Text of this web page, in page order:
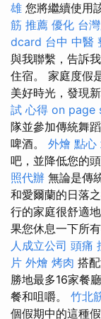
雄 您將繼續使用
筋 推薦 優化 台
dcard 台中 中醫
與我聯繫，告訴
住宿。 家庭度假
美好時光，發現
試 心得 on page
隊並參加傳統舞
啤酒。 外燴 點心
吧，並降低您的
照代辦 無論是傳
和愛爾蘭的日落
行的家庭很舒適
果您休息一下所
人成立公司 頭痛
片 外燴 烤肉 搭
勝地最多16家餐
餐和咀嚼。 竹北
個假期中的這種